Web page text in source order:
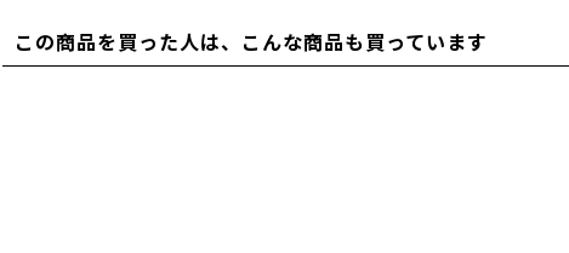
この商品を買った人は、こんな商品も買っています